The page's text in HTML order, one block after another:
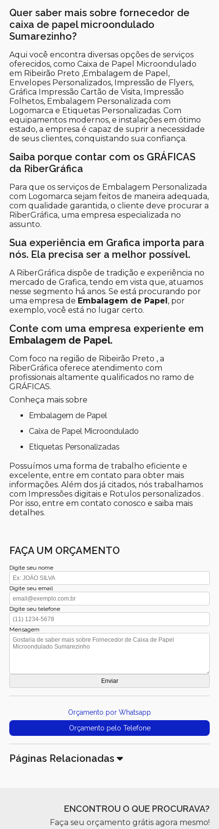
Quer saber mais sobre fornecedor de
caixa de papel microondulado
Sumarezinho?
Aqui você encontra diversas opções de serviços
oferecidos, como Caixa de Papel Microondulado
em Ribeirão Preto ,Embalagem de Papel,
Envelopes Personalizados, Impressão de Flyers,
Gráfica Impressão Cartão de Visita, Impressão
Folhetos, Embalagem Personalizada com
Logomarca e Etiquetas Personalizadas. Com
equipamentos modernos, e instalações em ótimo
estado, a empresa é capaz de suprir a necessidade
de seus clientes, conquistando sua confiança.
Saiba porque contar com os GRÁFICAS
da RiberGráfica
Para que os serviços de Embalagem Personalizada
com Logomarca sejam feitos de maneira adequada,
com qualidade garantida, o cliente deve procurar a
RiberGráfica, uma empresa especializada no
assunto.
Sua experiência em Grafica importa para
nós. Ela precisa ser a melhor possível.
A RiberGráfica dispõe de tradição e experiência no
mercado de Grafica, tendo em vista que, atuamos
nesse segmento há anos. Se está procurando por
uma empresa de Embalagem de Papel , por
exemplo, você está no lugar certo.
Conte com uma empresa experiente em
Embalagem de Papel.
Com foco na região de Ribeirão Preto , a
RiberGráfica oferece atendimento com
profissionais altamente qualificados no ramo de
GRÁFICAS.
Conheça mais sobre
Embalagem de Papel
Caixa de Papel Microondulado
Etiquetas Personalizadas
Possuímos uma forma de trabalho eficiente e
excelente, entre em contato para obter mais
informações. Além dos já citados, nós trabalhamos
com Impressões digitais e Rotulos personalizados .
Por isso, entre em contato conosco e saiba mais
detalhes.
FAÇA UM ORÇAMENTO
Digite seu nome
Digite seu email
Digite seu telefone
Mensagem
Orçamento por Whatsapp
Orçamento pelo Telefone
Páginas Relacionadas
ENCONTROU O QUE PROCURAVA?
Faça seu orçamento grátis agora mesmo!